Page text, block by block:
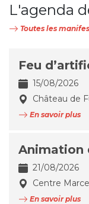
L'agenda
Toutes les
Feu
15/08/2026
Château de
En savoir plus
Animation
21/08/2026
Centre
En savoir plus